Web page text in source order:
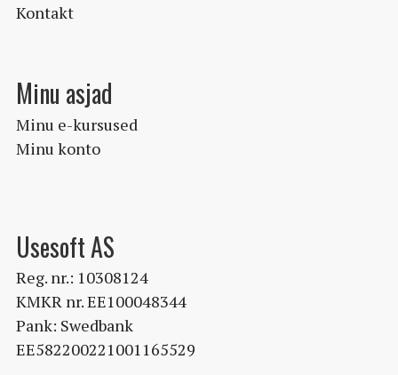
Kontakt
Minu asjad
Minu e-kursused
Minu konto
Usesoft AS
Reg. nr.: 10308124
KMKR nr. EE100048344
Pank: Swedbank
EE582200221001165529